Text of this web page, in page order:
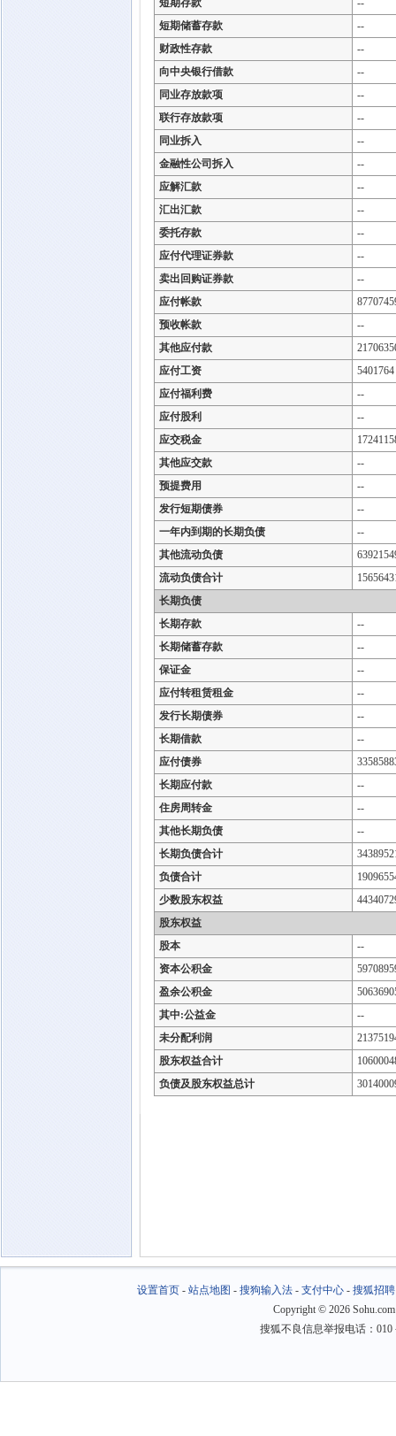
短期存款
--
短期储蓄存款
--
财政性存款
--
向中央银行借款
--
同业存放款项
--
联行存放款项
--
同业拆入
--
金融性公司拆入
--
应解汇款
--
汇出汇款
--
委托存款
--
应付代理证券款
--
卖出回购证券款
--
应付帐款
预收帐款
--
其他应付款
应付工资
5401764
应付福利费
--
应付股利
--
应交税金
其他应交款
--
预提费用
--
发行短期债券
--
一年内到期的长期负债
--
其他流动负债
流动负债合计
长期负债
长期存款
--
长期储蓄存款
--
保证金
--
应付转租赁租金
--
发行长期债券
--
长期借款
--
应付债券
长期应付款
--
住房周转金
--
其他长期负债
--
长期负债合计
负债合计
少数股东权益
股东权益
股本
--
资本公积金
盈余公积金
其中:公益金
--
未分配利润
股东权益合计
负债及股东权益总计
设置首页- 站点地图 - 搜狗输入法- 支付中心- 搜狐招聘
Copyright © 2026
搜狐不良信息举报电话：010